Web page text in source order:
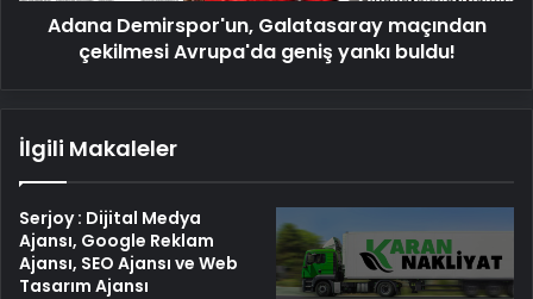
Adana Demirspor'un, Galatasaray maçından
çekilmesi Avrupa'da geniş yankı buldu!
İlgili Makaleler
Serjoy : Dijital Medya
Ajansı, Google Reklam
Ajansı, SEO Ajansı ve Web
Tasarım Ajansı